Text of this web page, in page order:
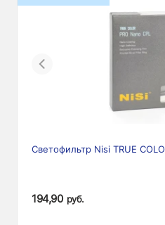
Previous
Светофильтр Nisi TRUE
194,90 руб.